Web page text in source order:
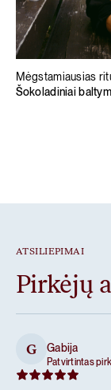
Mėgstamiausias
Šokoladiniai
ATSILIEPIMAI
Pirkėjų
G Gabija
Patvirtintas